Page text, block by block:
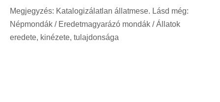
Megjegyzés: Katalogizálatlan állatmese. Lásd még:
Népmondák / Eredetmagyarázó mondák / Állatok
eredete, kinézete, tulajdonsága